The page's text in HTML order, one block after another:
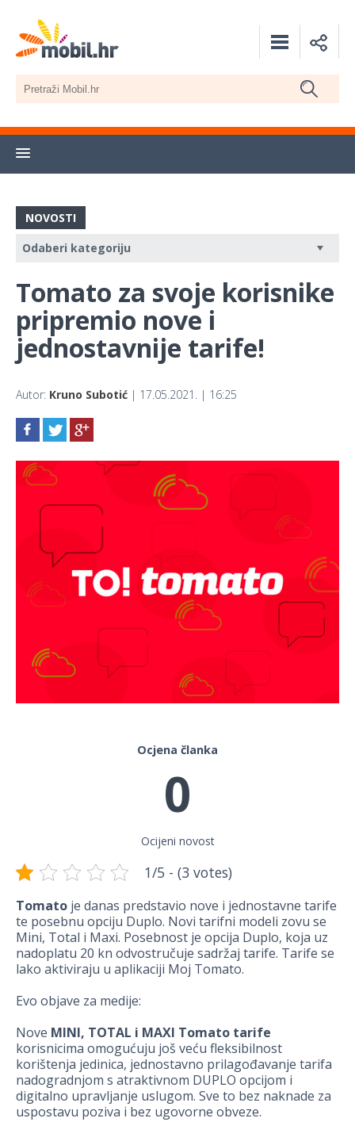
NOVOSTI
Tomato za svoje korisnike
pripremio nove i
jednostavnije tarife!
Autor: Kruno Subotić | 17.05.2021. | 16:25
Ocjena članka
0
Ocijeni novost
1/5 - (3 votes)
Tomato je danas predstavio nove i jednostavne tarife
te posebnu opciju Duplo. Novi tarifni modeli zovu se
Mini, Total i Maxi. Posebnost je opcija Duplo, koja uz
nadoplatu 20 kn odvostručuje sadržaj tarife. Tarife se
lako aktiviraju u aplikaciji Moj Tomato.
Evo objave za medije:
Nove MINI, TOTAL i MAXI Tomato tarife
korisnicima omogućuju još veću fleksibilnost
korištenja jedinica, jednostavno prilagođavanje tarifa
nadogradnjom s atraktivnom DUPLO opcijom i
digitalno upravljanje uslugom. Sve to bez naknade za
uspostavu poziva i bez ugovorne obveze.